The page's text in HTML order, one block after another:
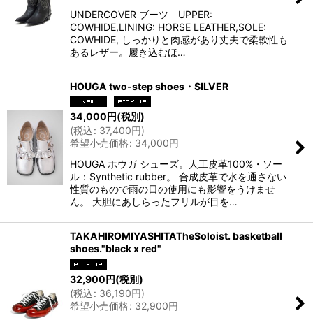
UNDERCOVER ブーツ UPPER:
COWHIDE,LINING: HORSE LEATHER,SOLE:
COWHIDE, しっかりと肉感があり丈夫で柔軟性も
あるレザー。履き込むほ…
HOUGA two-step shoes・SILVER
34,000円(税別)
(税込: 37,400円)
希望小売価格: 34,000円
HOUGA ホウガ シューズ。人工皮革100%・ソー
ル：Synthetic rubber。 合成皮革で水を通さない
性質のもので雨の日の使用にも影響をうけませ
ん。 大胆にあしらったフリルが目を…
TAKAHIROMIYASHITATheSoloist. basketball
shoes."black x red"
32,900円(税別)
(税込: 36,190円)
希望小売価格: 32,900円